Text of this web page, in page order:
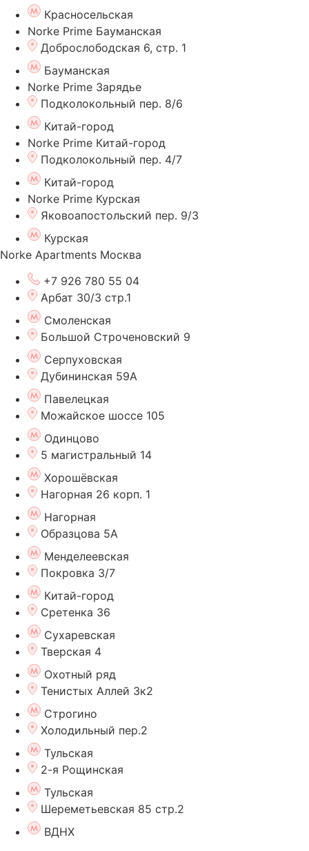
Красносельская
Norke Prime Бауманская
Доброслободская 6, стр. 1
Бауманская
Norke Prime Зарядье
Подколокольный пер. 8/6
Китай-город
Norke Prime Китай-город
Подколокольный пер. 4/7
Китай-город
Norke Prime Курская
Яковоапостольский пер. 9/3
Курская
Norke Apartments Москва
+7 926 780 55 04
Арбат 30/3 стр.1
Смоленская
Большой Строченовский 9
Серпуховская
Дубининская 59А
Павелецкая
Можайское шоссе 105
Одинцово
5 магистральный 14
Хорошёвская
Нагорная 26 корп. 1
Нагорная
Образцова 5А
Менделеевская
Покровка 3/7
Китай-город
Сретенка 36
Сухаревская
Тверская 4
Охотный ряд
Тенистых Аллей 3к2
Строгино
Холодильный пер.2
Тульская
2-я Рощинская
Тульская
Шереметьевская 85 стр.2
ВДНХ